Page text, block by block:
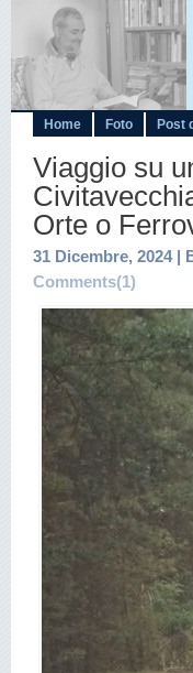
Home Foto Post
Viaggio su
Orte o
31 Dicembre, 2024 |
Comments(1)